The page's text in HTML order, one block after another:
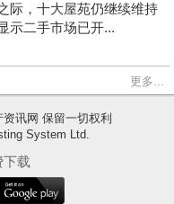
际，十大屋苑仍继续维持
示二手市场已开...
更多...
讯网 保留一切权利
System Ltd.
下载